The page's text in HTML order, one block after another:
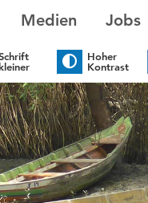
Medien Jobs
kleiner
Hoher
Kontrast